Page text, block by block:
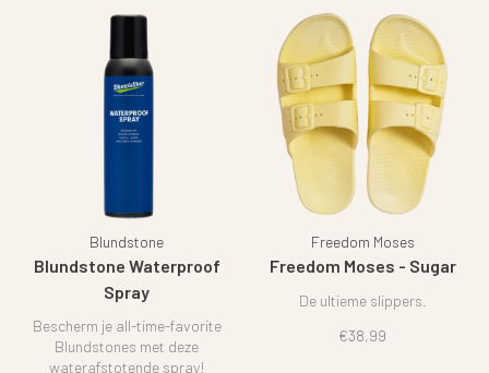
Blundstone
Blundstone Waterproof
Spray
Bescherm je all-time-favorite
Blundstones met deze
waterafstotende spray!
Freedom Moses
Freedom Moses - Sugar
De ultieme slippers.
€38,99